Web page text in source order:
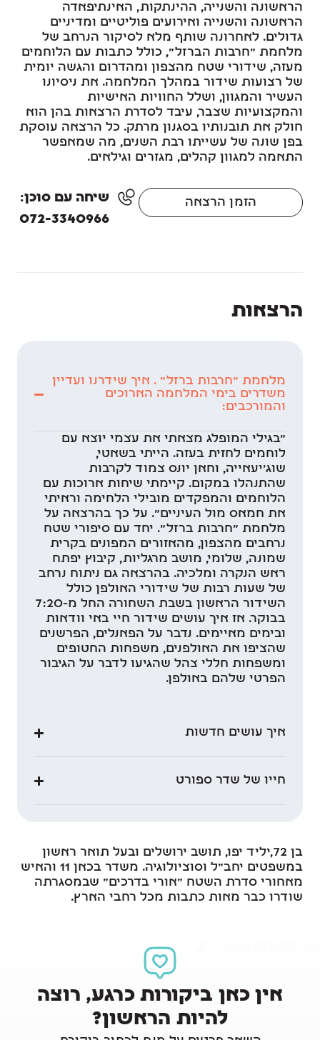
הראשונה והשנייה, ההינתקות, האינתיפאדה
הראשונה והשנייה ואירועים פוליטיים ומדיניים
גדולים. לאחרונה שותף מלא לסיקור הנרחב של
מלחמת "חרבות הברזל", כולל כתבות עם הלוחמים
מעזה, שידורי שטח מהצפון ומהדרום והגשה יומית
של רצועות שידור במהלך המלחמה. את ניסיונו
העשיר והמגוון, ושלל החוויות האישיות
והמקצועיות שצבר, עיבד לסדרת הרצאות בהן הוא
חולק את תובנותיו בסגנון מרתק. כל הרצאה עוסקת
בפן שונה של עשייתו רבת השנים, מה שמאפשר
התאמה למגוון קהלים, מגזרים וגילאים.
הזמן הרצאה
שיחה עם סוכן:
072-3340966
הרצאות
מלחמת "חרבות ברזל" . איך שידרנו ועדיין
משדרים בימי המלחמה הארוכים
והמורכבים:
"בגילי המופלג מצאתי את עצמי יוצא עם
לוחמים לחזית בעזה. הייתי בשאטי,
שוג'יעאייה, וחאן יונס צמוד לקרבות
שהתנהלו במקום. קיימתי שיחות ארוכות עם
הלוחמים והמפקדים מובילי הלחימה וראיתי
את חמאס מול העיניים". על כך בהרצאה על
מלחמת "חרבות ברזל". יחד עם סיפורי שטח
נרחבים מהצפון, מהאזורים המפונים בקרית
שמונה, שלומי, מושב מרגליות, קיבוץ יפתח
ראש הנקרה ומלכיה. בהרצאה גם ניתוח נרחב
של שעות רבות של שידורי האולפן כולל
השידור הראשון בשבת השחורה החל מ-7:20
בבוקר. אז איך עושים שידור חיי באי וודאות
ובימים מאיימים. נדבר על הפאנלים, הפרשנים
שהציפו את האולפנים, משפחות החטופים
ומשפחות חללי צהל שהגיעו לדבר על הגיבור
הפרטי שלהם באולפן.
איך עושים חדשות
חייו של שדר ספורט
בן 72,יליד יפו, תושב ירושלים ובעל תואר ראשון
במשפטים יחב"ל וסוציולוגיה. משדר בכאן 11 והאיש
מאחורי סדרת השטח "אורי בדרכים" שבמסגרתה
שודרו כבר מאות כתבות מכל רחבי הארץ.
כתיבת ביקורת
אין כאן ביקורות כרגע, רוצה
להיות הראשון?